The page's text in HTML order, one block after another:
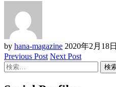
by hana-magazine 2020年2月18日
Previous Post Next Post
検